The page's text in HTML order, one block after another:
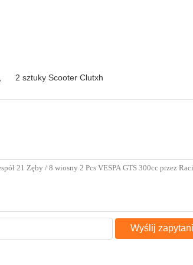
2 sztuky Scooter Clutxh
Wyślij